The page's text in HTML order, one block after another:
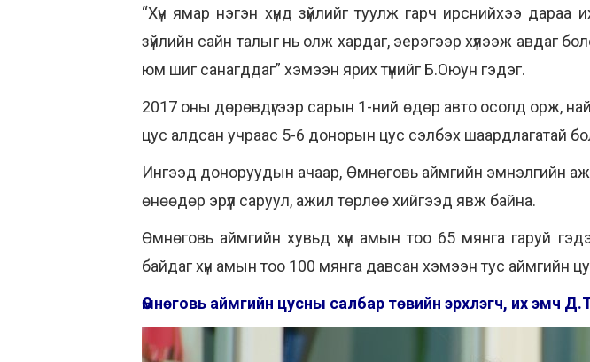
“Хүн ямар нэгэн хүнд зүйлийг туулж гарч ирснийхээ
зүйлийн сайн талыг нь олж хардаг, эерэгээр хүлээж авдаг
юм шиг санагддаг” хэмээн ярих түүнийг Б.Оюун гэдэг.
2017 оны дөрөвдүгээр сарын 1-ний өдөр авто осолд орж,
цус алдсан учраас 5-6 донорын цус сэлбэх шаардлагатай
Ингээд доноруудын ачаар, Өмнөговь аймгийн эмнэлгийн
өнөөдөр эрүүл саруул, ажил төрлөө хийгээд явж байна.
Өмнөговь аймгийн хувьд хүн амын тоо 65 мянга гаруй
байдаг хүн амын тоо 100 мянга давсан хэмээн тус аймгийн
Өмнөговь аймгийн цусны салбар төвийн эрхлэгч, их эмч